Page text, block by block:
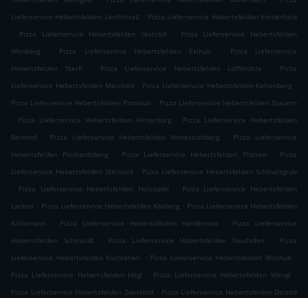
Lieferservice Hebertsfelden Lerchstraß . Pizza Lieferservice Hebertsfelden Vorderhaid
.
Pizza Lieferservice Hebertsfelden Glatzöd .
Pizza Lieferservice Hebertsfelden
Wimberg
. Pizza Lieferservice Hebertsfelden Eklhub .
Pizza Lieferservice
Hebertsfelden Sterfl
. Pizza Lieferservice Hebertsfelden Löfflmühle .
Pizza
Lieferservice Hebertsfelden Marchöd . Pizza Lieferservice Hebertsfelden Kaltenberg .
Pizza Lieferservice Hebertsfelden Ponzaun . Pizza Lieferservice Hebertsfelden Stauern
. Pizza Lieferservice Hebertsfelden Hinterburg . Pizza Lieferservice Hebertsfelden
Bernhof
. Pizza Lieferservice Hebertsfelden Hinteraichberg .
Pizza Lieferservice
Hebertsfelden Ponhardsberg
. Pizza Lieferservice Hebertsfelden Platten .
Pizza
Lieferservice Hebertsfelden Steinsöd . Pizza Lieferservice Hebertsfelden Schmalzgrub
.
Pizza Lieferservice Hebertsfelden Holzapfel .
Pizza Lieferservice Hebertsfelden
Lacken . Pizza Lieferservice Hebertsfelden Käsberg . Pizza Lieferservice Hebertsfelden
Kollomann
. Pizza Lieferservice Hebertsfelden Handlmoos .
Pizza Lieferservice
Hebertsfelden Schmauß
. Pizza Lieferservice Hebertsfelden Neuhofen .
Pizza
Lieferservice Hebertsfelden Kochlehen
. Pizza Lieferservice Hebertsfelden Wislhub .
Pizza Lieferservice Hebertsfelden Högl
. Pizza Lieferservice Hebertsfelden Wengl
.
Pizza Lieferservice Hebertsfelden Zwicklöd . Pizza Lieferservice Hebertsfelden Delzöd